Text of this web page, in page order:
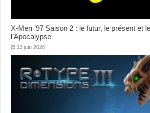
X-Men ’97 Saison 2 : le futur, le présent et
l’Apocalypse
13 juin 2026